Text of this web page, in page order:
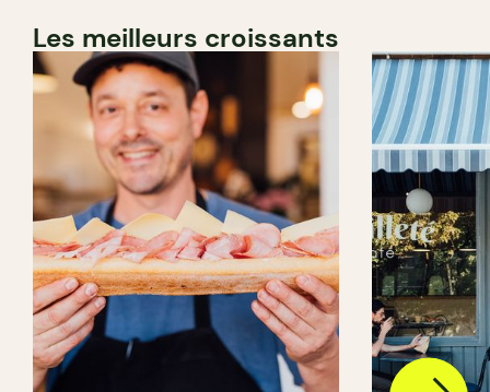
Les meilleurs croissants